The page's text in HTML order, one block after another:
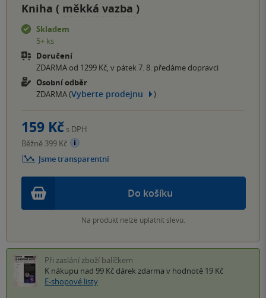
Kniha ( měkká vazba )
Skladem
5+ ks
Doručení
ZDARMA od 1299 Kč, v pátek 7. 8. předáme dopravci
Osobní odběr
ZDARMA (Vyberte prodejnu )
Do košíku
Na produkt nelze uplatnit slevu.
159 Kč s DPH
Běžně 399 Kč
Jsme transparentní
Při zaslání zboží balíčkem
K nákupu nad 99 Kč dárek zdarma v hodnotě 19 Kč
E-shopové listy